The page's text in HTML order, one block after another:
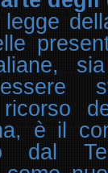
è il
dal